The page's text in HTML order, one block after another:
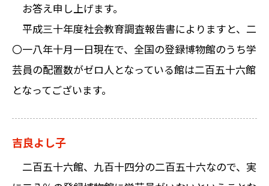
お答え申し上げます。
平成三十年度社会教育調査報告書によりますと、二
〇一八年十月一日現在で、全国の登録博物館のうち学
芸員の配置数がゼロ人となっている館は二百五十六館
となってございます。
吉良よし子
二百五十六館、九百十四分の二百五十六なので、実